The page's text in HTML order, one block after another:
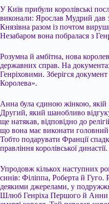
У Київ прибули королівські
виконали: Ярослав Мудрий дав
Князівна разом із почтом
Незабаром вона побралася з
Розумна й амбітна, нова
державних справ. На
Генріховими. Зберігся
Королева».
Анна була єдиною жінкою,
Другий, який шанобливо
ще натякав, відповідно до
що вона має виконати
Тобто подарувати Франції
правління королівської династії.
Упродовж кількох наступних
синів: Філіппа, Роберта й
деякими джерелами, у
Шлюб Генріха Першого й Анни